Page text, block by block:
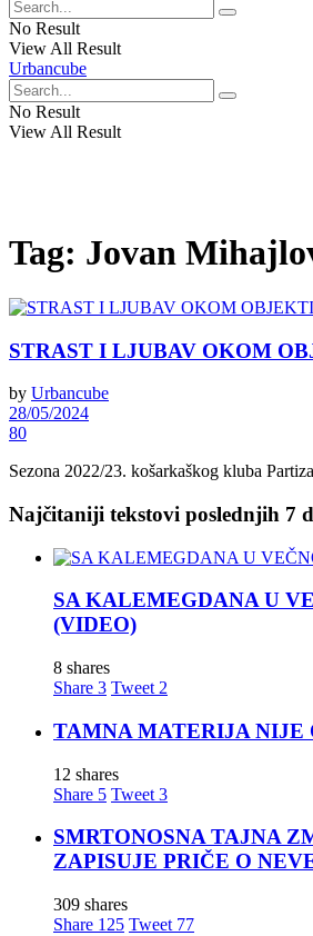
No Result
View All Result
Urbancube
No Result
View All Result
Tag: Jovan
STRAST I LJUBAV OKOM
by Urbancube
28/05/2024
80
Sezona 2022/23. košarkaškog kluba
Najčitaniji tekstovi poslednjih 7
SA KALEMEGDANA U
(VIDEO)
8 shares
Share 3 Tweet 2
TAMNA MATERIJA NIJE
12 shares
Share 5 Tweet 3
SMRTONOSNA TAJNA
ZAPISUJE PRIČE O
309 shares
Share 125 Tweet 77